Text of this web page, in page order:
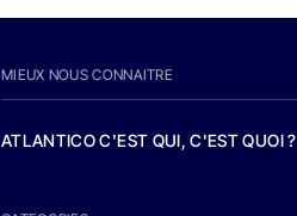
MIEUX NOUS CONNAITRE
ATLANTICO C'EST QUI, C'EST QUOI ?